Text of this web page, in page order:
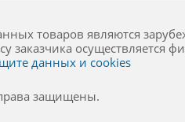
товаров являются
осуществляется
данных и cookies
защищены.